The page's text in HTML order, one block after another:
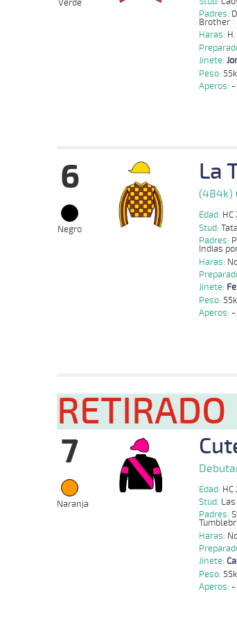
Verde
Padres:
Brother
Haras:
Jinete:
Peso: 55k
Aperos: -
15-05-
2024
1000m 0:58:84
HCH 1000m 0:58:13
10-04-
2024
1000m 0:58:86
0:58:59
1:09:37
0:56:94
6
Negro
La
(484k)
Edad: HC
Stud:
Padres:
Indias
Haras:
Jinete:
Peso: 55k
Aperos: -
2024
VS 1000m 0:58:84
20-04-
2024
HCH 1500m 1:30:49
06-04-
1200m 1:11:59
RETIRADO
7
Naranja
Edad: HC
Stud:
Padres:
Haras:
Jinete:
Peso: 55k
Aperos: -